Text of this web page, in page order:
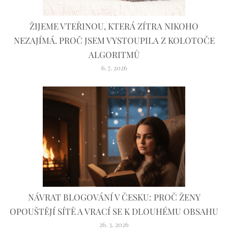
ŽIJEME VTEŘINOU, KTERÁ ZÍTRA NIKOHO
NEZAJÍMÁ. PROČ JSEM VYSTOUPILA Z KOLOTOČE
ALGORITMŮ
6. 7. 2026
NÁVRAT BLOGOVÁNÍ V ČESKU: PROČ ŽENY
OPOUŠTĚJÍ SÍTĚ A VRACÍ SE K DLOUHÉMU OBSAHU
26. 3. 2026